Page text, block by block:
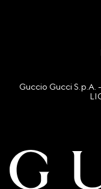
© 2016 - 2025 Guccio